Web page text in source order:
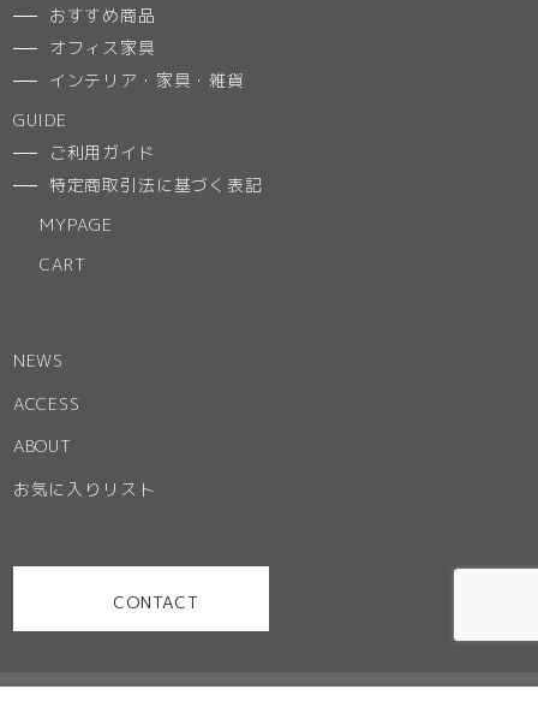
おすすめ商品
オフィス家具
インテリア・家具・雑貨
GUIDE
ご利用ガイド
特定商取引法に基づく表記
MYPAGE
CART
NEWS
ACCESS
ABOUT
お気に入りリスト
CONTACT